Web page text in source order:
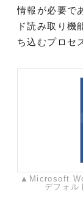
情報が必要で
ド読み取り機
ち込むプロセ
▲Microsoft
デフォル